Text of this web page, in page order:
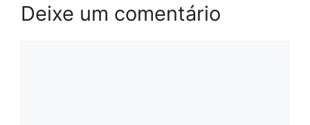
Deixe um comentário